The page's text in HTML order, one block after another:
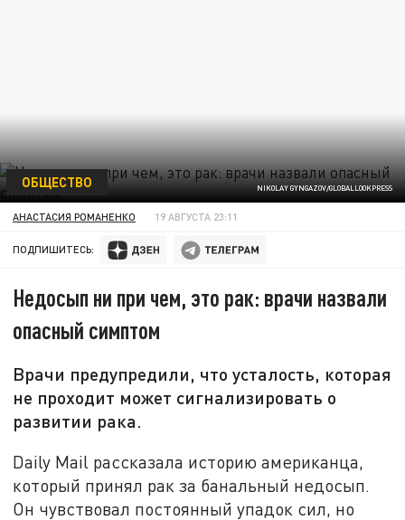
NIKOLAY GYNGAZOV/GLOBALLOOKPRESS
ОБЩЕСТВО
АНАСТАСИЯ РОМАНЕНКО 19 АВГУСТА 23:11
ПОДПИШИТЕСЬ:
Недосып ни при чем, это рак: врачи назвали
опасный симптом
Врачи предупредили, что усталость, которая
не проходит может сигнализировать о
развитии рака.
Daily Mail рассказала историю американца,
который принял рак за банальный недосып.
Он чувствовал постоянный упадок сил, но